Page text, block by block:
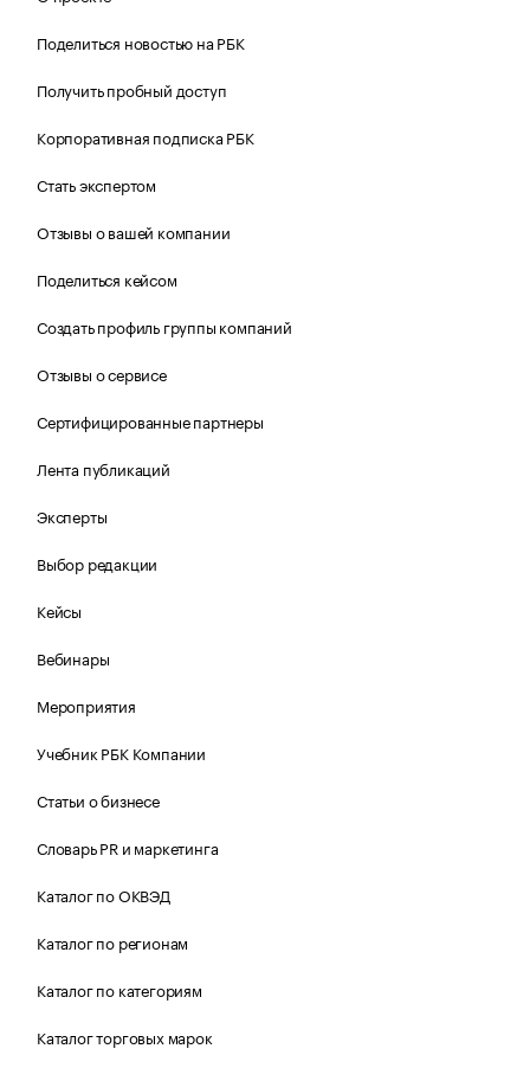
Поделиться новостью на РБК
Получить пробный доступ
Корпоративная подписка РБК
Стать экспертом
Отзывы о вашей компании
Поделиться кейсом
Создать профиль группы компаний
Отзывы о сервисе
Сертифицированные партнеры
Лента публикаций
Эксперты
Выбор редакции
Кейсы
Вебинары
Мероприятия
Учебник РБК Компании
Статьи о бизнесе
Словарь PR и маркетинга
Каталог по ОКВЭД
Каталог по регионам
Каталог по категориям
Каталог торговых марок